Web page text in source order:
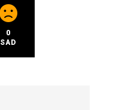
0
SAD